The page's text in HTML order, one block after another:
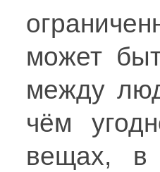
может
между
чём
вещах, в